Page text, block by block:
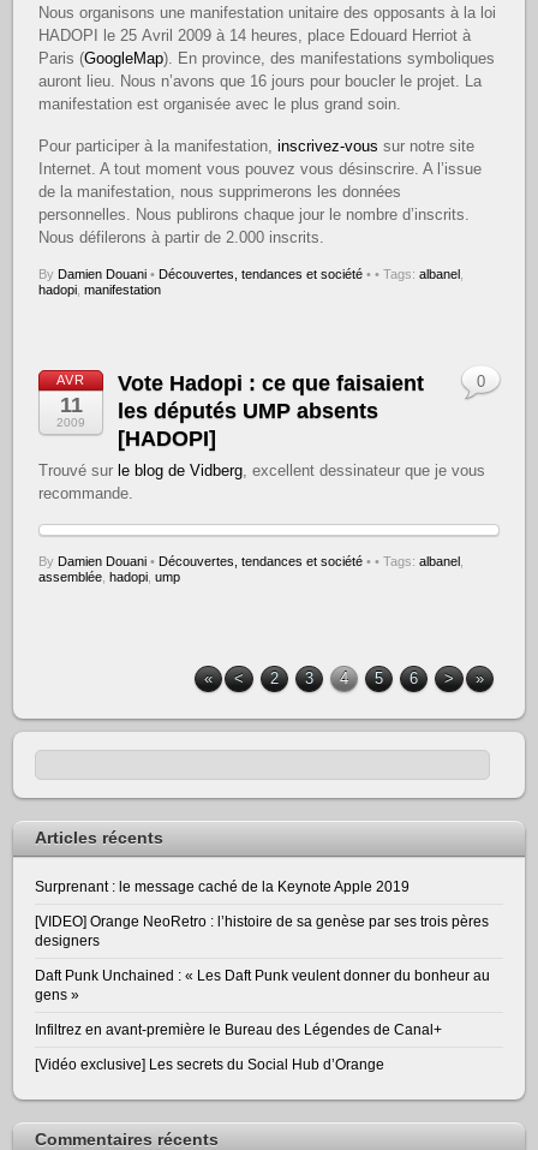
Nous organisons une manifestation unitaire des opposants à la loi
HADOPI le 25 Avril 2009 à 14 heures, place Edouard Herriot à
Paris (GoogleMap). En province, des manifestations symboliques
auront lieu. Nous n’avons que 16 jours pour boucler le projet. La
manifestation est organisée avec le plus grand soin.
Pour participer à la manifestation,inscrivez-vous sur notre site
Internet. A tout moment vous pouvez vous désinscrire. A l’issue
de la manifestation, nous supprimerons les données
personnelles. Nous publirons chaque jour le nombre d’inscrits.
Nous défilerons à partir de 2.000 inscrits.
By Damien Douani • Découvertes, tendances et société • • Tags:albanel
hadopi ,manifestation
AVR
11
2009
Vote Hadopi : ce que faisaient
les députés UMP absents
[HADOPI]
Trouvé sur le blog de Vidberg, excellent dessinateur que je vous
recommande.
By Damien Douani • Découvertes, tendances et société •
0
• Tags:albanel ,
assemblée, hadopi,ump
« < 2 3 4 5 6 > »
Articles récents
Surprenant : le message caché de la Keynote Apple 2019
[VIDEO] Orange NeoRetro : l’histoire de sa genèse par ses trois pères
designers
Daft Punk Unchained : « Les Daft Punk veulent donner du bonheur au
gens »
Infiltrez en avant-première le Bureau des Légendes de Canal+
[Vidéo exclusive] Les secrets du Social Hub d’Orange
Commentaires récents